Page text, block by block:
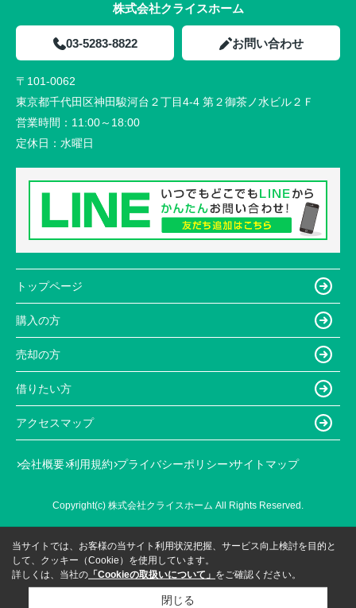
株式会社クライスホーム
03-5283-8822 お問い合わせ
〒101-0062
東京都千代田区神田駿河台２丁目4-4 第２御茶ノ水ビル２Ｆ
営業時間： 11:00～18:00
定休日： 水曜日
トップページ
購入の方
売却の方
借りたい方
アクセスマップ
会社概要 利用規約 プライバシーポリシー サイトマップ
Copyright(c) 株式会社クライスホーム All Rights Reserved.
当サイトでは、お客様の当サイト利用状況把握、サービス向上検討を目的と
して、クッキー（Cookie）を使用しています。
詳しくは、当社の 「Cookieの取扱いについて」 をご確認ください。
閉じる